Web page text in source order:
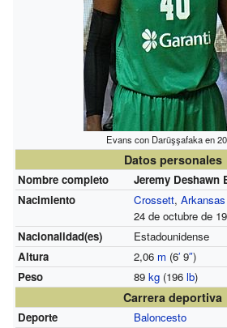
Evans con Darüşşafaka en
Datos personales
Nombre completo
Jeremy Deshawn
Nacimiento
Crossett, Arkansas
24 de octubre de
Nacionalidad(es)
Estadounidense
Altura
2,06 m (6′9″)
Peso
89 kg(196 lb)
Carrera deportiva
Deporte
Baloncesto